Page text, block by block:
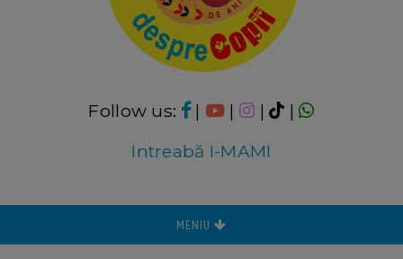
Follow us: | | |
|
Intreabă I-MAMI
MENIU